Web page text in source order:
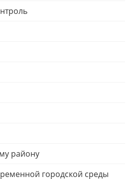
району
городской среды